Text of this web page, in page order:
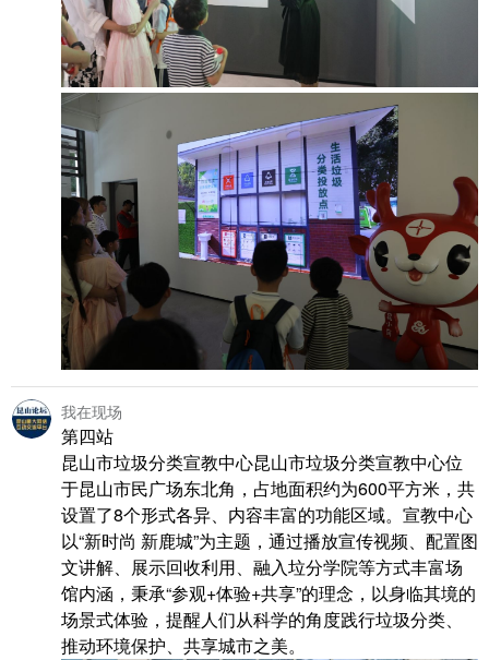
我在现场
第四站
昆山市垃圾分类宣教中心昆山市垃圾分类宣教中心位
于昆山市民广场东北角，占地面积约为600平方米，共
设置了8个形式各异、内容丰富的功能区域。宣教中心
以“新时尚 新鹿城”为主题，通过播放宣传视频、配置图
文讲解、展示回收利用、融入垃分学院等方式丰富场
馆内涵，秉承“参观+体验+共享”的理念，以身临其境的
场景式体验，提醒人们从科学的角度践行垃圾分类、
推动环境保护、共享城市之美。